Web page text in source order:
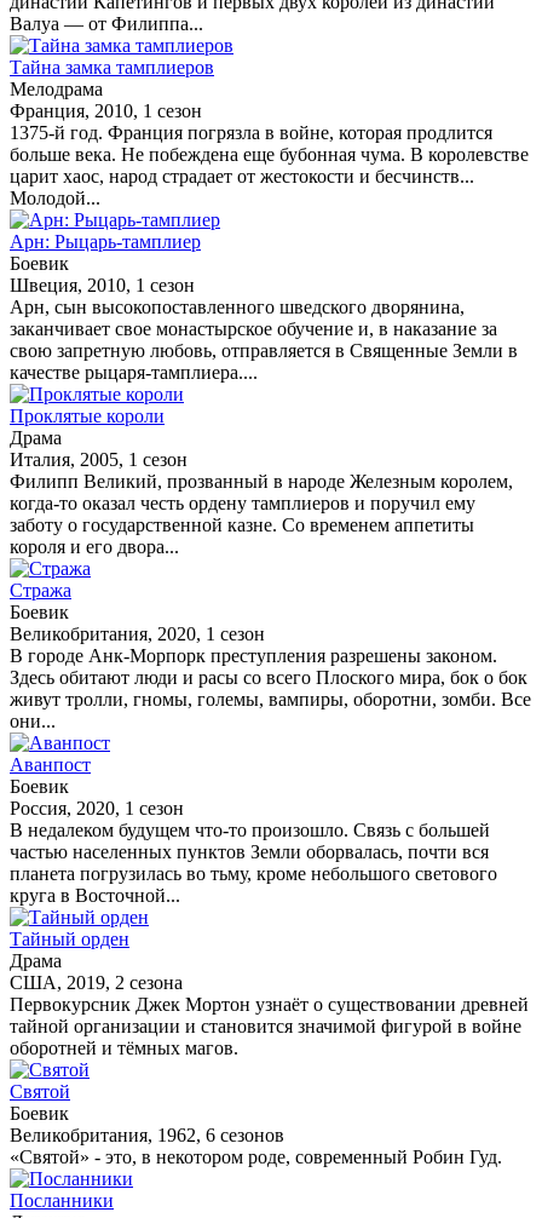
Валуа — от Филиппа...
Тайна замка тамплиеров
Мелодрама
Франция, 2010, 1 сезон
1375-й год. Франция погрязла в войне, которая продлится
больше века. Не побеждена еще бубонная чума. В королевстве
царит хаос, народ страдает от жестокости и бесчинств...
Молодой...
Арн: Рыцарь-тамплиер
Боевик
Швеция, 2010, 1 сезон
Арн, сын высокопоставленного шведского дворянина,
заканчивает свое монастырское обучение и, в наказание за
свою запретную любовь, отправляется в Священные Земли в
качестве рыцаря-тамплиера....
Проклятые короли
Драма
Италия, 2005, 1 сезон
Филипп Великий, прозванный в народе Железным королем,
когда-то оказал честь ордену тамплиеров и поручил ему
заботу о государственной казне. Со временем аппетиты
короля и его двора...
Стража
Боевик
Великобритания, 2020, 1 сезон
В городе Анк-Морпорк преступления разрешены законом.
Здесь обитают люди и расы со всего Плоского мира, бок о бок
живут тролли, гномы, големы, вампиры, оборотни, зомби. Все
они...
Аванпост
Боевик
Россия, 2020, 1 сезон
В недалеком будущем что-то произошло. Связь с большей
частью населенных пунктов Земли оборвалась, почти вся
планета погрузилась во тьму, кроме небольшого светового
круга в Восточной...
Тайный орден
Драма
США, 2019, 2 сезона
Первокурсник Джек Мортон узнаёт о существовании древней
тайной организации и становится значимой фигурой в войне
оборотней и тёмных магов.
Святой
Боевик
Великобритания, 1962, 6 сезонов
«Святой» - это, в некотором роде, современный Робин Гуд.
Посланники